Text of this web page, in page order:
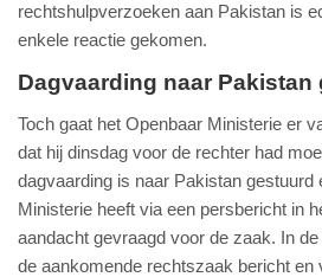
rechtshulpverzoeken aan Pakistan is
enkele reactie gekomen.
Dagvaarding naar Pakistan
Toch gaat het Openbaar Ministerie er
dat hij dinsdag voor de rechter had
dagvaarding is naar Pakistan gestuurd
Ministerie heeft via een persbericht in
aandacht gevraagd voor de zaak. In
de aankomende rechtszaak bericht en